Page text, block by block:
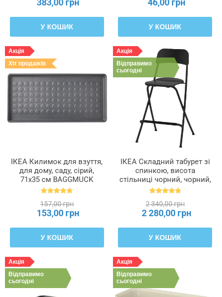
383,00 грн
У КОШИК
46,00 грн
У КОШИК
Акція
Хіт продажів
ІКЕА Килимок для взуття,
для дому, саду, сірий,
71x35 см BAGGMUCK
БАГГМУКК, 603.297.11
157,00 грн
153,00 грн
У КОШИК
Акція
Відправимо
сьогодні
ІКЕА Складний табурет зі
спинкою, висота
стільниці чорний, чорний,
63 см FRANKLIN
2 340,00 грн
2 280,00 грн
У КОШИК
Акція
Відправимо
сьогодні
Акція
Відправимо
сьогодні